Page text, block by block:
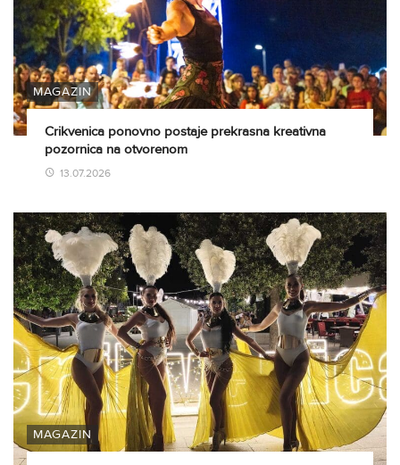
MAGAZIN
Crikvenica ponovno postaje prekrasna kreativna
pozornica na otvorenom
13.07.2026
MAGAZIN